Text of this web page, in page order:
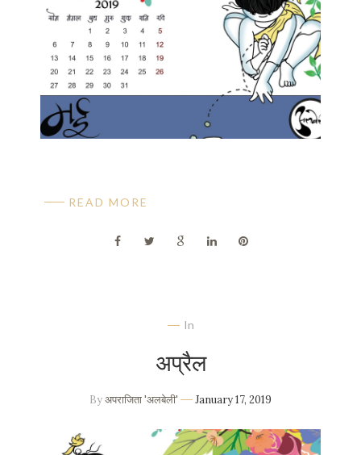
READ MORE
In
अप्रैल
Byअपराजिता 'अलबेली' January 17, 2019